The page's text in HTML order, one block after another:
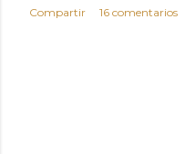
Compartir 16 comentarios